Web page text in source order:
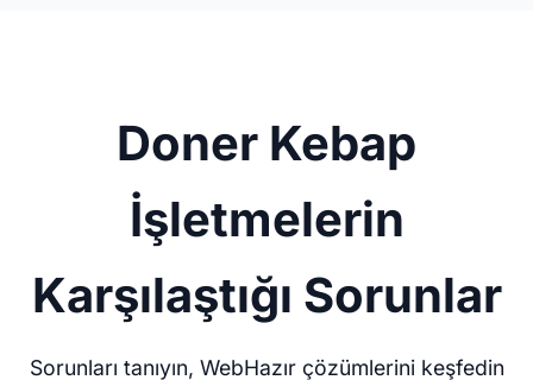
Doner Kebap
İşletmelerin
Karşılaştığı Sorunlar
Sorunları tanıyın, WebHazır çözümlerini keşfedin